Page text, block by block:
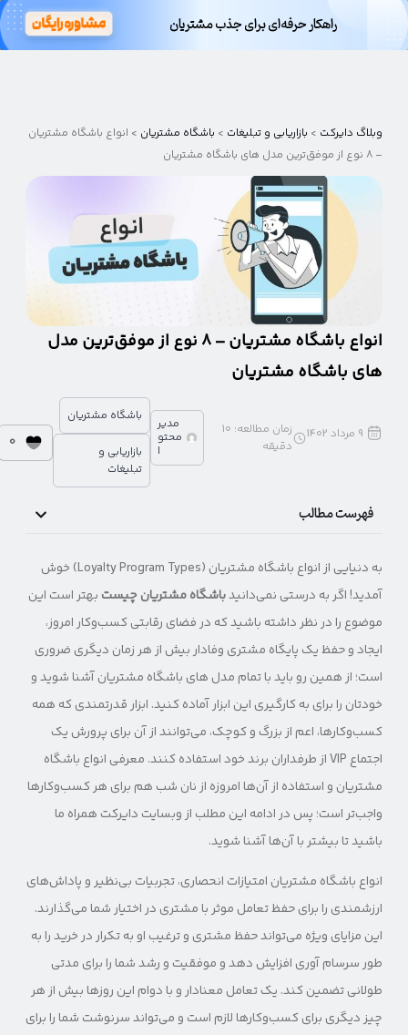
وبلاگ دایرکت
وبلاگ دایرکت > بازاریابی و تبلیغات > باشگاه مشتریان > انواع باشگاه مشتریان
– ۸ نوع از موفق‌ترین مدل های باشگاه مشتریان
انواع باشگاه مشتریان – ۸ نوع از موفق‌ترین مدل
های باشگاه مشتریان
مدیر
محتو
ا
باشگاه مشتریان
بازاریابی و
تبلیغات
0 9 مرداد 1402 زمان مطالعه: 10
دقیقه
فهرست مطالب
به دنیایی از انواع باشگاه مشتریان (Loyalty Program Types) خوش
آمدید! اگر به درستی نمی‌دانیدباشگاه مشتریان چیست بهتر است این
موضوع را در نظر داشته باشید که در فضای رقابتی کسب‌و‌کار امروز،
ایجاد و حفظ یک پایگاه مشتری وفادار بیش از هر زمان دیگری ضروری
است؛ از همین رو باید با تمام مدل های باشگاه مشتریان آشنا شوید و
خودتان را برای به کارگیری این ابزار آماده کنید. ابزار قدرتمندی که همه
کسب‌وکارها، اعم از بزرگ و کوچک، می‌توانند از آن برای پرورش یک
اجتماع VIP از طرفداران برند خود استفاده کنند. معرفی انواع باشگاه
مشتریان و استفاده از آن‌ها امروزه از نان شب هم برای هر کسب‌وکارها
واجب‌تر است؛ پس در ادامه این مطلب از وبسایت دایرکت همراه ما
باشید تا بیشتر با آن‌ها آشنا شوید.
انواع باشگاه مشتریان امتیازات انحصاری، تجربیات بی‌نظیر و پاداش‌های
ارزشمندی را برای حفظ تعامل موثر با مشتری در اختیار شما می‌گذارند.
این مزایای ویژه می‌تواند حفظ مشتری و ترغیب او به تکرار در خرید را به
طور سرسام آوری افزایش دهد و موفقیت و رشد شما را برای مدتی
طولانی تضمین کند. یک تعامل معنادار و با دوام این روزها بیش از هر
چیز دیگری برای کسب‌وکارها لازم است و می‌تواند سرنوشت شما را برای
ثبت و ذخیره شماره مشتریان